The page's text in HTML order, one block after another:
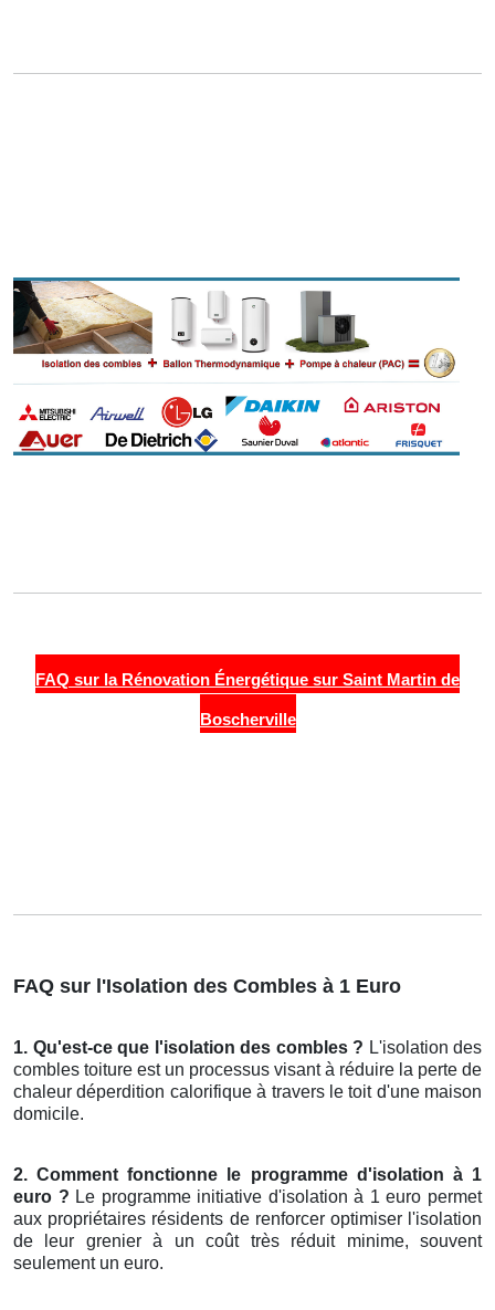
FAQ sur la Rénovation Énergétique sur Saint Martin de
Boscherville
FAQ sur l'Isolation des Combles à 1 Euro
1. Qu'est-ce que l'isolation des combles ? L'isolation des
combles toiture est un processus visant à réduire la perte de
chaleur déperdition calorifique à travers le toit d'une maison
domicile.
2. Comment fonctionne le programme d'isolation à 1
euro ? Le programme initiative d'isolation à 1 euro permet
aux propriétaires résidents de renforcer optimiser l'isolation
de leur grenier à un coût très réduit minime, souvent
seulement un euro.